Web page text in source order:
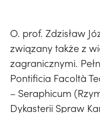
O. prof. Zdzisław
związany także z
zagranicznymi.
Pontificia Facoltà
– Seraphicum
Dykasterii Spraw